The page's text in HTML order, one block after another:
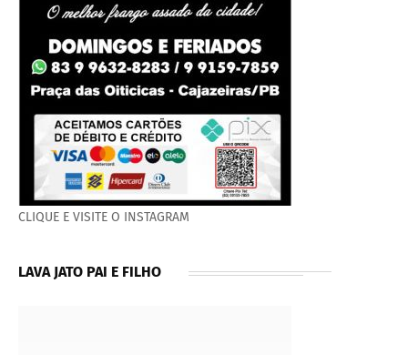
CLIQUE E VISITE O INSTAGRAM
LAVA JATO PAI E FILHO